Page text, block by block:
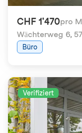
CHF 1'470pro
Wächterweg 6,
Büro
Verifiziert